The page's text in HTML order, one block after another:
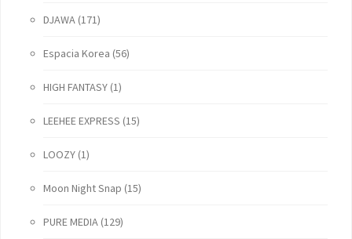
DJAWA (171)
Espacia Korea (56)
HIGH FANTASY (1)
LEEHEE EXPRESS (15)
LOOZY (1)
Moon Night Snap (15)
PURE MEDIA (129)